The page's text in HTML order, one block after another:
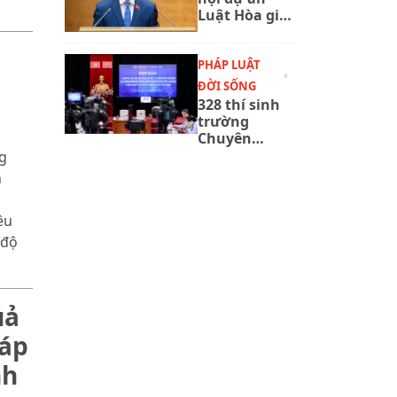
Luật Hòa giải
PHÁP LUẬT
ĐỜI SỐNG
328 thí sinh
trường
Chuyên